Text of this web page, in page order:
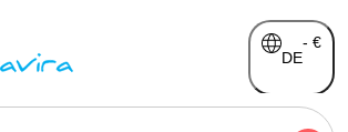
DE
- €